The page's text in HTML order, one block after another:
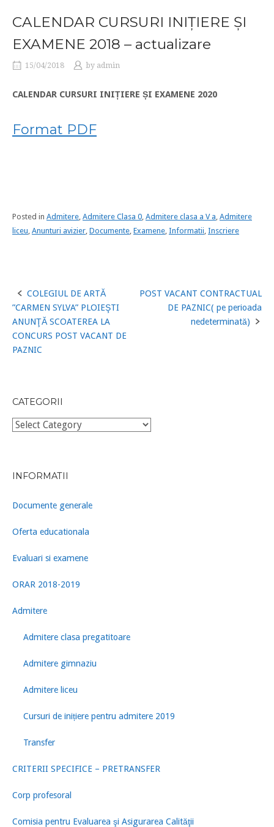
CALENDAR CURSURI INIȚIERE ȘI
EXAMENE 2018 – actualizare
15/04/2018 by admin
CALENDAR CURSURI INIȚIERE ȘI EXAMENE 2020
Format PDF
Posted in Admitere, Admitere Clasa 0, Admitere clasa a V a, Admitere
liceu, Anunturi avizier, Documente, Examene, Informatii, Inscriere
Post
navigation
COLEGIUL DE ARTĂ
”CARMEN SYLVA” PLOIEŞTI
ANUNŢĂ SCOATEREA LA
CONCURS POST VACANT DE
PAZNIC
POST VACANT CONTRACTUAL
DE PAZNIC( pe perioada
nedeterminată)
CATEGORII
Categorii
INFORMATII
Documente generale
Oferta educationala
Evaluari si examene
ORAR 2018-2019
Admitere
Admitere clasa pregatitoare
Admitere gimnaziu
Admitere liceu
Cursuri de inițiere pentru admitere 2019
Transfer
CRITERII SPECIFICE – PRETRANSFER
Corp profesoral
Comisia pentru Evaluarea şi Asigurarea Calităţii